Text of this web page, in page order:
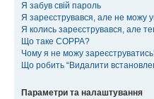
Я забув свій пароль
Я зареєструвався, але не можу
Я колись зареєструвався, але
Що таке COPPA?
Чому я не можу
Що робить “Видалити
Параметри та налаштування